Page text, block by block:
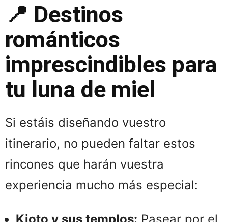
📍 Destinos
románticos
imprescindibles para
tu luna de miel
Si estáis diseñando vuestro
itinerario, no pueden faltar estos
rincones que harán vuestra
experiencia mucho más especial:
Kioto y sus templos: Pasear por el